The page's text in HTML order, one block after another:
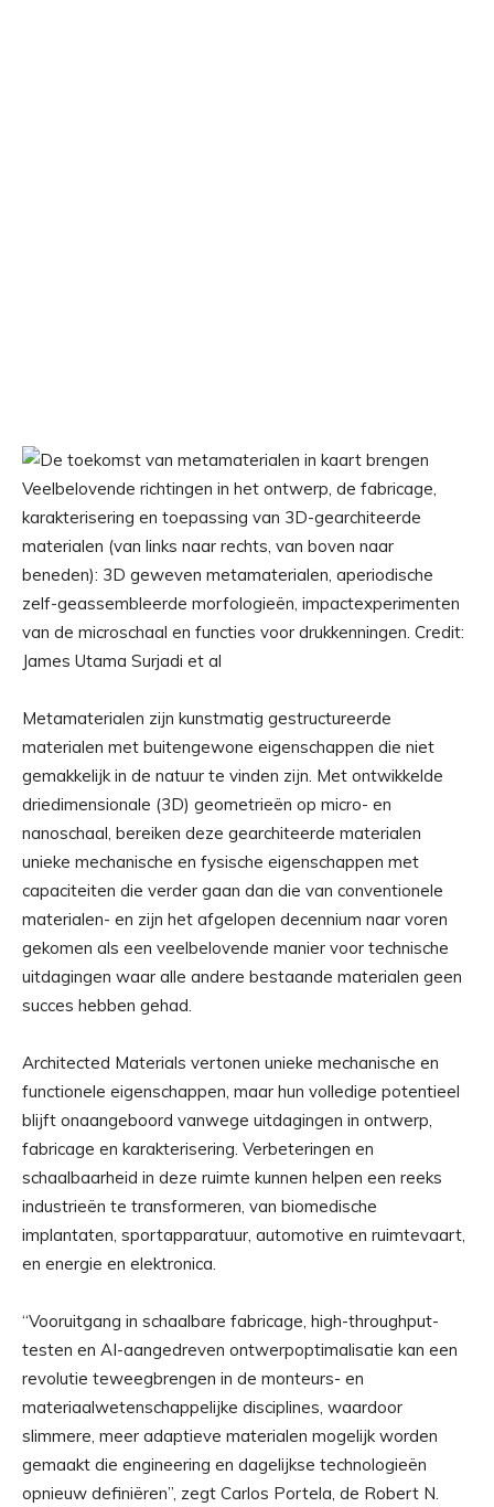
Veelbelovende richtingen in het ontwerp, de fabricage,
karakterisering en toepassing van 3D-gearchiteerde
materialen (van links naar rechts, van boven naar
beneden): 3D geweven metamaterialen, aperiodische
zelf-geassembleerde morfologieën, impactexperimenten
van de microschaal en functies voor drukkenningen. Credit:
James Utama Surjadi et al
Metamaterialen zijn kunstmatig gestructureerde
materialen met buitengewone eigenschappen die niet
gemakkelijk in de natuur te vinden zijn. Met ontwikkelde
driedimensionale (3D) geometrieën op micro- en
nanoschaal, bereiken deze gearchiteerde materialen
unieke mechanische en fysische eigenschappen met
capaciteiten die verder gaan dan die van conventionele
materialen- en zijn het afgelopen decennium naar voren
gekomen als een veelbelovende manier voor technische
uitdagingen waar alle andere bestaande materialen geen
succes hebben gehad.
Architected Materials vertonen unieke mechanische en
functionele eigenschappen, maar hun volledige potentieel
blijft onaangeboord vanwege uitdagingen in ontwerp,
fabricage en karakterisering. Verbeteringen en
schaalbaarheid in deze ruimte kunnen helpen een reeks
industrieën te transformeren, van biomedische
implantaten, sportapparatuur, automotive en ruimtevaart,
en energie en elektronica.
“Vooruitgang in schaalbare fabricage, high-throughput-
testen en AI-aangedreven ontwerpoptimalisatie kan een
revolutie teweegbrengen in de monteurs- en
materiaalwetenschappelijke disciplines, waardoor
slimmere, meer adaptieve materialen mogelijk worden
gemaakt die engineering en dagelijkse technologieën
opnieuw definiëren”, zegt Carlos Portela, de Robert N.